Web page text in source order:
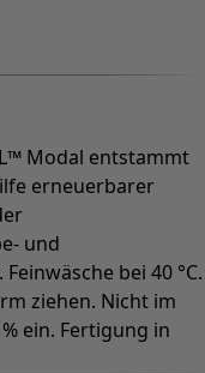
Modal entstammt
erneuerbarer
und
bei 40 °C.
ziehen. Nicht im
ein. Fertigung in